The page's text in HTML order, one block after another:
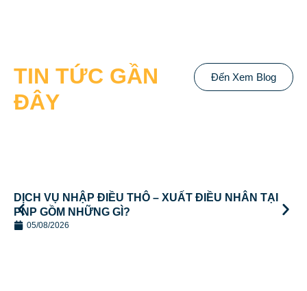
TIN TỨC GẦN
ĐÂY
Đến Xem Blog
DỊCH VỤ NHẬP ĐIỀU THÔ – XUẤT ĐIỀU NHÂN TẠI
PNP GỒM NHỮNG GÌ?
05/08/2026